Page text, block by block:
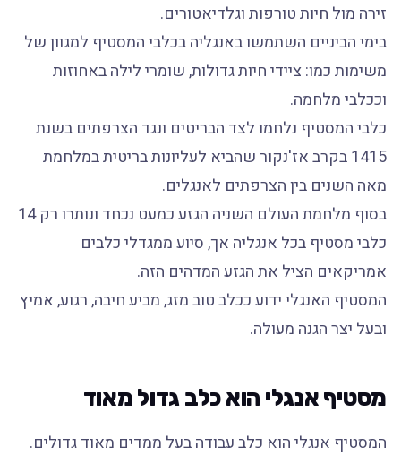
זירה מול חיות טורפות וגלדיאטורים.
בימי הביניים השתמשו באנגליה בכלבי המסטיף למגוון של
משימות כמו: ציידי חיות גדולות, שומרי לילה באחוזות
וככלבי מלחמה.
כלבי המסטיף נלחמו לצד הבריטים ונגד הצרפתים בשנת
1415 בקרב אז'נקור שהביא לעליונות בריטית במלחמת
מאה השנים בין הצרפתים לאנגלים.
בסוף מלחמת העולם השניה הגזע כמעט נכחד ונותרו רק 14
כלבי מסטיף בכל אנגליה אך, סיוע ממגדלי כלבים
אמריקאים הציל את הגזע המדהים הזה.
המסטיף האנגלי ידוע ככלב טוב מזג, מביע חיבה, רגוע, אמיץ
ובעל יצר הגנה מעולה.
מסטיף אנגלי הוא כלב גדול מאוד
המסטיף אנגלי הוא כלב עבודה בעל ממדים מאוד גדולים.